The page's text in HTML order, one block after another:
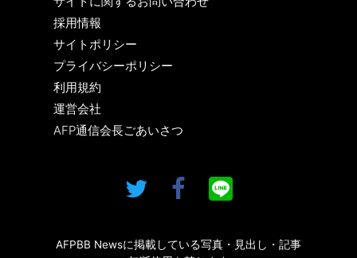
採用情報
サイトポリシー
プライバシーポリシー
利用規約
運営会社
AFP通信会長ごあいさつ
AFPBB Newsに掲載している写真・見出し・記事